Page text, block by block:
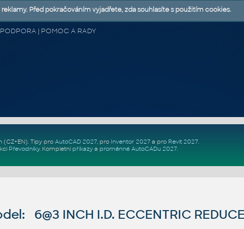
| POMOC A RADY
(CZ+EN). Tipy pro AutoCAD 2027, pro Inventor 2027a pro Revit 2027.
Převodníky. Kompletní příkazya proměnné AutoCADu 2027.
6@3 INCH I.D. ECCENTRIC
Před pokračováním vyjadřete, zda souhlasíte s použitím cookies.